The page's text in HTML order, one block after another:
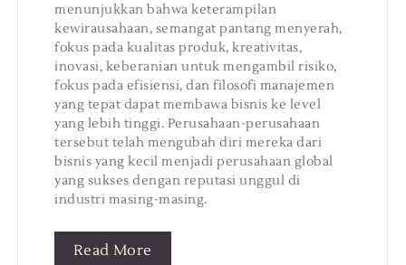
menunjukkan bahwa keterampilan
kewirausahaan, semangat pantang menyerah,
fokus pada kualitas produk, kreativitas,
inovasi, keberanian untuk mengambil risiko,
fokus pada efisiensi, dan filosofi manajemen
yang tepat dapat membawa bisnis ke level
yang lebih tinggi. Perusahaan-perusahaan
tersebut telah mengubah diri mereka dari
bisnis yang kecil menjadi perusahaan global
yang sukses dengan reputasi unggul di
industri masing-masing.
Read More